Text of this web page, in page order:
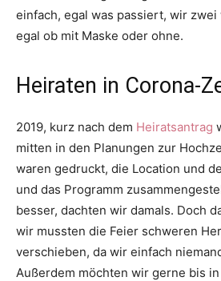
einfach, egal was passiert, wir
egal ob mit Maske oder ohne.
Heiraten in Corona-
2019, kurz nach dem Heiratsantrag
mitten in den Planungen zur
waren gedruckt, die Location und
und das Programm
besser, dachten wir damals. Doch
wir mussten die Feier schweren
verschieben, da wir einfach
Außerdem möchten wir gerne bis